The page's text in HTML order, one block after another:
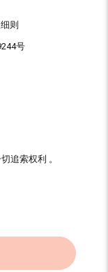
则
号
追索权利 。